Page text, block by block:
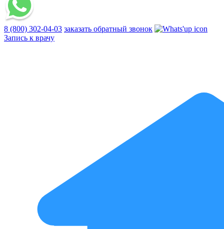
8 (800) 302-04-03 заказать обратный звонок
Запись к врачу